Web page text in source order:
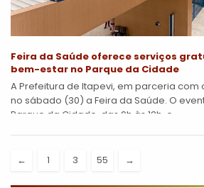
Feira da Saúde oferece serviços
bem-estar no Parque da Cidade
A Prefeitura de Itapevi, em parceria com
no sábado (30) a Feira da Saúde. O
Parque da Cidade, das 9h às 12h, e...
← 1 3 55 →